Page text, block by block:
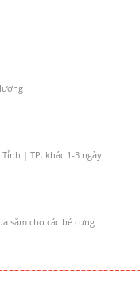
| TP. khác 1-3 ngày
sắm cho các bé cưng